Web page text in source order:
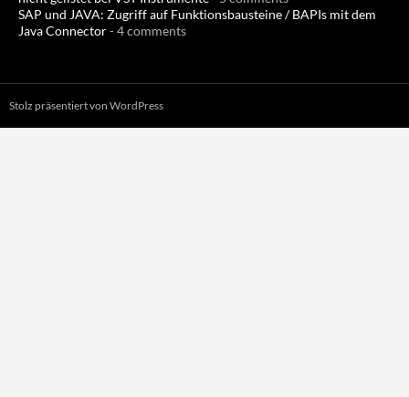
SAP und JAVA: Zugriff auf Funktionsbausteine / BAPIs mit dem
Java Connector- 4 comments
Stolz präsentiert von WordPress